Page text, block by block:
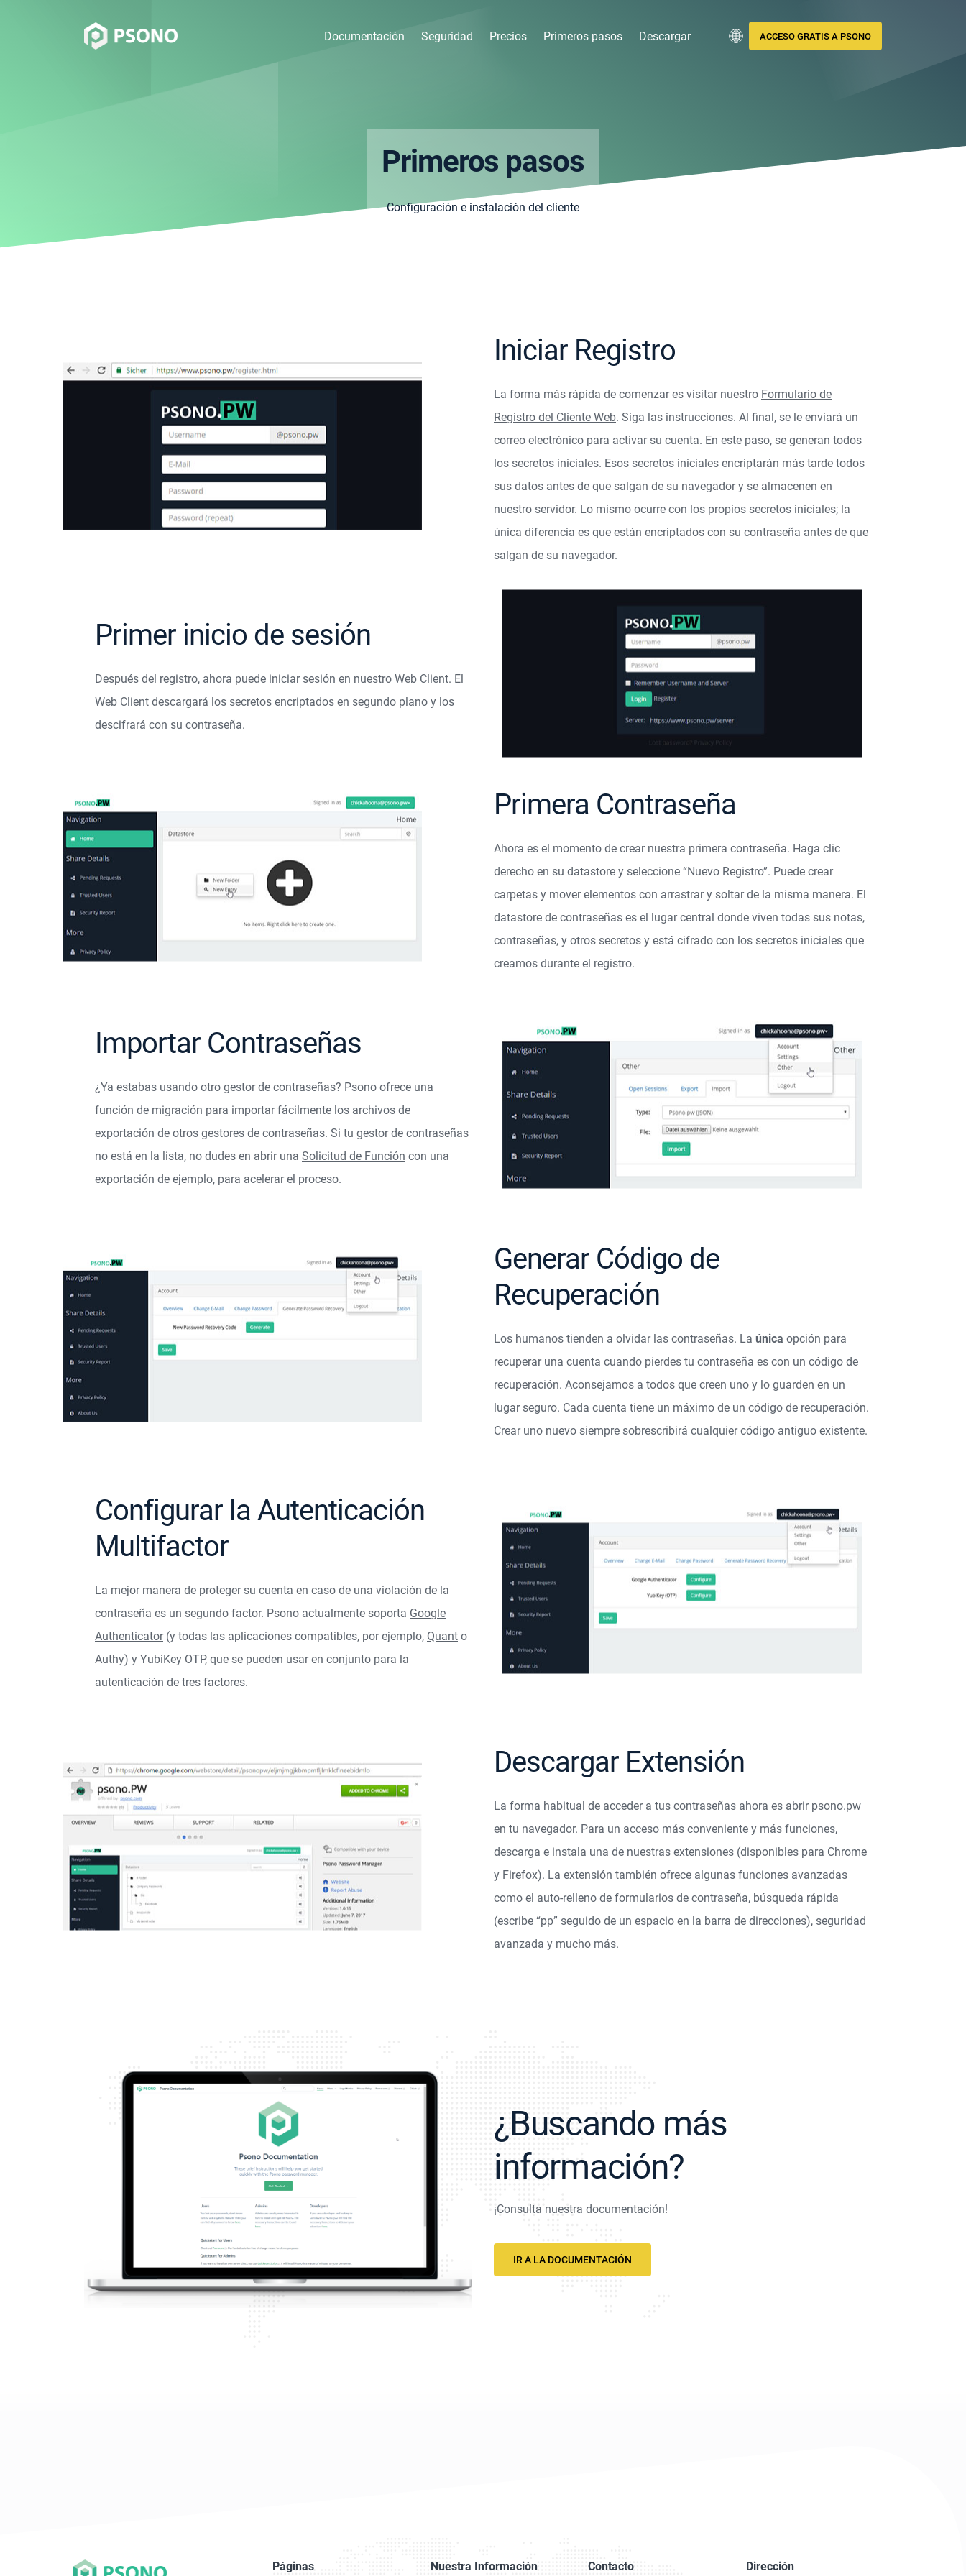
Documentación Seguridad Precios Primeros pasos Descargar ACCESO GRATIS A PSONO
Primeros pasos
Configuración e instalación del cliente
Iniciar Registro
La forma más rápida de comenzar es visitar nuestro Formulario de
Registro del Cliente Web. Siga las instrucciones. Al final, se le enviará un
correo electrónico para activar su cuenta. En este paso, se generan todos
los secretos iniciales. Esos secretos iniciales encriptarán más tarde todos
sus datos antes de que salgan de su navegador y se almacenen en
nuestro servidor. Lo mismo ocurre con los propios secretos iniciales; la
única diferencia es que están encriptados con su contraseña antes de que
salgan de su navegador.
Primer inicio de sesión
Después del registro, ahora puede iniciar sesión en nuestro Web Client. El
Web Client descargará los secretos encriptados en segundo plano y los
descifrará con su contraseña.
Primera Contraseña
Ahora es el momento de crear nuestra primera contraseña. Haga clic
derecho en su datastore y seleccione “Nuevo Registro”. Puede crear
carpetas y mover elementos con arrastrar y soltar de la misma manera. El
datastore de contraseñas es el lugar central donde viven todas sus notas,
contraseñas, y otros secretos y está cifrado con los secretos iniciales que
creamos durante el registro.
Importar Contraseñas
¿Ya estabas usando otro gestor de contraseñas? Psono ofrece una
función de migración para importar fácilmente los archivos de
exportación de otros gestores de contraseñas. Si tu gestor de contraseñas
no está en la lista, no dudes en abrir una Solicitud de Función con una
exportación de ejemplo, para acelerar el proceso.
Generar Código de
Recuperación
Los humanos tienden a olvidar las contraseñas. La única opción para
recuperar una cuenta cuando pierdes tu contraseña es con un código de
recuperación. Aconsejamos a todos que creen uno y lo guarden en un
lugar seguro. Cada cuenta tiene un máximo de un código de recuperación.
Crear uno nuevo siempre sobrescribirá cualquier código antiguo existente.
Configurar la Autenticación
Multifactor
La mejor manera de proteger su cuenta en caso de una violación de la
contraseña es un segundo factor. Psono actualmente soporta Google
Authenticator(y todas las aplicaciones compatibles, por ejemplo, Quant o
Authy) y YubiKey OTP, que se pueden usar en conjunto para la
autenticación de tres factores.
Descargar Extensión
La forma habitual de acceder a tus contraseñas ahora es abrir psono.pw
en tu navegador. Para un acceso más conveniente y más funciones,
descarga e instala una de nuestras extensiones (disponibles para Chrome
y Firefox). La extensión también ofrece algunas funciones avanzadas
como el auto-relleno de formularios de contraseña, búsqueda rápida
(escribe “pp” seguido de un espacio en la barra de direcciones), seguridad
avanzada y mucho más.
¿Buscando más
información?
¡Consulta nuestra documentación!
IR A LA DOCUMENTACIÓN
Páginas Nuestra Información Contacto Dirección